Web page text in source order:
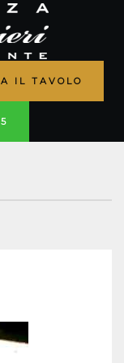
IL TAVOLO